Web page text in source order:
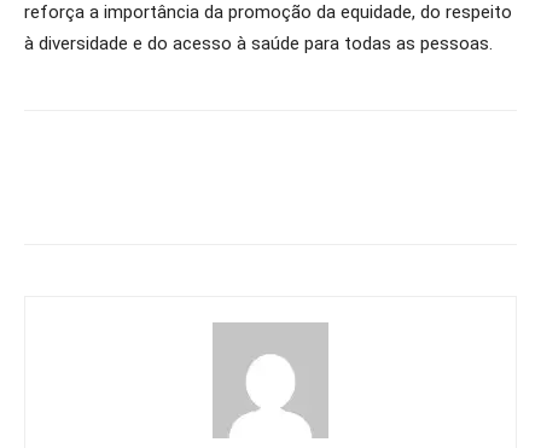
reforça a importância da promoção da equidade, do respeito
à diversidade e do acesso à saúde para todas as pessoas.